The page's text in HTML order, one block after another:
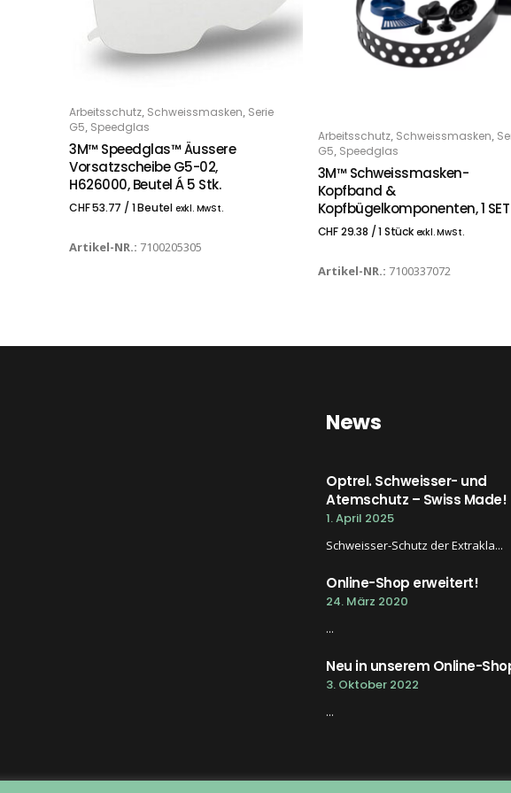
IN DEN WARENKORB
Arbeitsschutz, Schweissmasken, Serie
G5, Speedglas
3M™ Speedglas™ Äussere
Vorsatzscheibe G5-02,
H626000, Beutel Á 5 Stk.
CHF53.77 / 1 Beutel exkl. MwSt.
Artikel-NR.: 7100205305
IN DEN WARENKORB
Arbeitsschutz, Schweissmasken,
G5, Speedglas
3M™ Schweissmasken-
Kopfband &
Kopfbügelkomponenten, 1 SET
CHF29.38 / 1 Stück exkl. MwSt.
Artikel-NR.: 7100337072
News
Optrel. Schweisser- und
Atemschutz – Swiss Made!
1. April 2025
Schweisser-Schutz der Extrakla...
Online-Shop erweitert!
24. März 2020
...
Neu in unserem Online-
3. Oktober 2022
...